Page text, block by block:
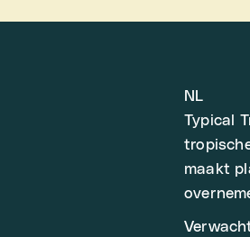
NL
Typical
maakt